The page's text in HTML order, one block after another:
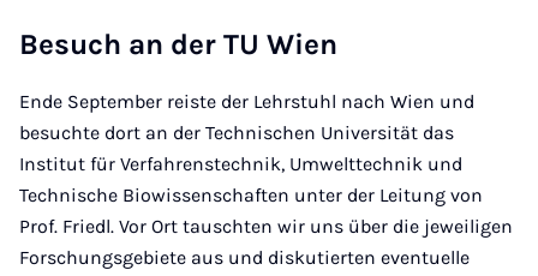
Be­such an der TU Wien
Ende September reiste der Lehrstuhl nach Wien und
besuchte dort an der Technischen Universität das
Institut für Verfahrenstechnik, Umwelttechnik und
Technische Biowissenschaften unter der Leitung von
Prof. Friedl. Vor Ort tauschten wir uns über die jeweiligen
Forschungsgebiete aus und diskutierten eventuelle